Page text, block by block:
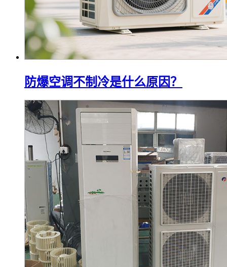
防爆空调不制冷是什么原因？